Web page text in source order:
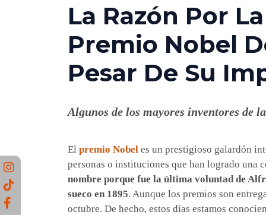
La Razón Por
Premio Nobel
Pesar De Su
Algunos de los mayores inventores de
El premio Nobel es un prestigioso galardón
personas o instituciones que han logrado una
nombre porque fue la última voluntad de
sueco en 1895. Aunque los premios son
octubre. De hecho, estos días estamos